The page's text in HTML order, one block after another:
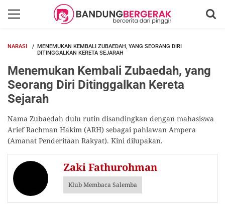
NARASI
MENEMUKAN KEMBALI ZUBAEDAH, YANG SEORANG DIRI
DITINGGALKAN KERETA SEJARAH
Menemukan Kembali Zubaedah, yang
Seorang Diri Ditinggalkan Kereta
Sejarah
Nama Zubaedah dulu rutin disandingkan dengan mahasiswa
Arief Rachman Hakim (ARH) sebagai pahlawan Ampera
(Amanat Penderitaan Rakyat). Kini dilupakan.
Zaki Fathurohman
Klub Membaca Salemba